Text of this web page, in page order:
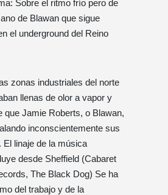
Sobre el ritmo frío pero de
de Blawan que sigue
el underground del Reino
zonas industriales del norte
llenas de olor a vapor y
que Jamie Roberts, o Blawan,
inconscientemente sus
El linaje de la música
desde Sheffield (Cabaret
The Black Dog) Se ha
del trabajo y de la